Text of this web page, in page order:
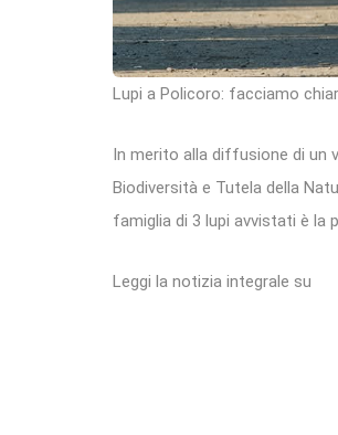
Lupi a Policoro: facciamo
In merito alla diffusione di un
Biodiversità e Tutela della
famiglia di 3 lupi avvistati è la
Leggi la notizia integrale su